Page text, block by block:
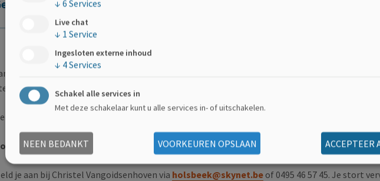
door
met afdeling Vlaams-Brabant Oost schuif je aan bij de georganiseerde brunch van Hof
à volonté zijn inbegrepen in de prijs.
gebouw is rolstoeltoegankelijk, met parking aan het gebouw zelf en een aangepast toilet.
inschrijven?
je aan bij Christel Vangoidsenhoven via holsbeek@skynet.be of 0495 46 57 45. Je stort
↓ 6 Services
Live chat
↓ 1 Service
Ingesloten externe inhoud
↓ 4Services
Schakel alle services in
Met deze schakelaar kunt u alle services in- of uitschakelen.
NEEN BEDANKT VOORKEUREN OPSLAAN ACCEPTEER